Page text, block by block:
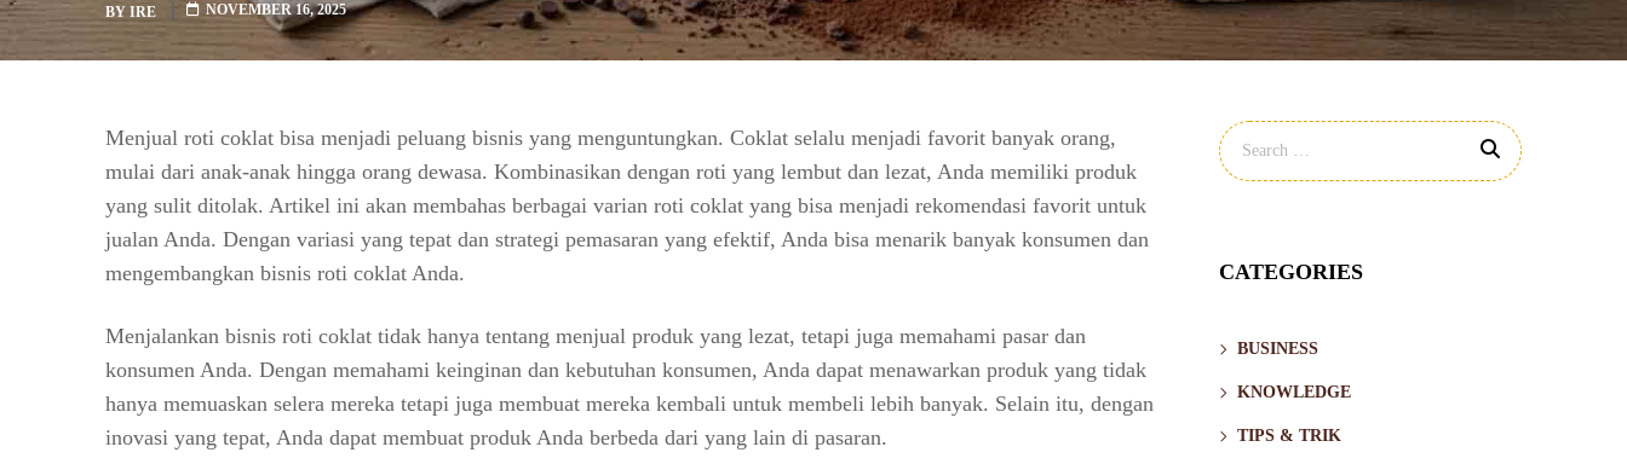
BY IRE NOVEMBER 16, 2025
Menjual roti coklat bisa menjadi peluang bisnis yang menguntungkan. Coklat selalu menjadi favorit banyak orang,
mulai dari anak-anak hingga orang dewasa. Kombinasikan dengan roti yang lembut dan lezat, Anda memiliki produk
yang sulit ditolak. Artikel ini akan membahas berbagai varian roti coklat yang bisa menjadi rekomendasi favorit untuk
jualan Anda. Dengan variasi yang tepat dan strategi pemasaran yang efektif, Anda bisa menarik banyak konsumen dan
mengembangkan bisnis roti coklat Anda.
Menjalankan bisnis roti coklat tidak hanya tentang menjual produk yang lezat, tetapi juga memahami pasar dan
konsumen Anda. Dengan memahami keinginan dan kebutuhan konsumen, Anda dapat menawarkan produk yang tidak
hanya memuaskan selera mereka tetapi juga membuat mereka kembali untuk membeli lebih banyak. Selain itu, dengan
inovasi yang tepat, Anda dapat membuat produk Anda berbeda dari yang lain di pasaran.
CATEGORIES
BUSINESS
KNOWLEDGE
TIPS & TRIK